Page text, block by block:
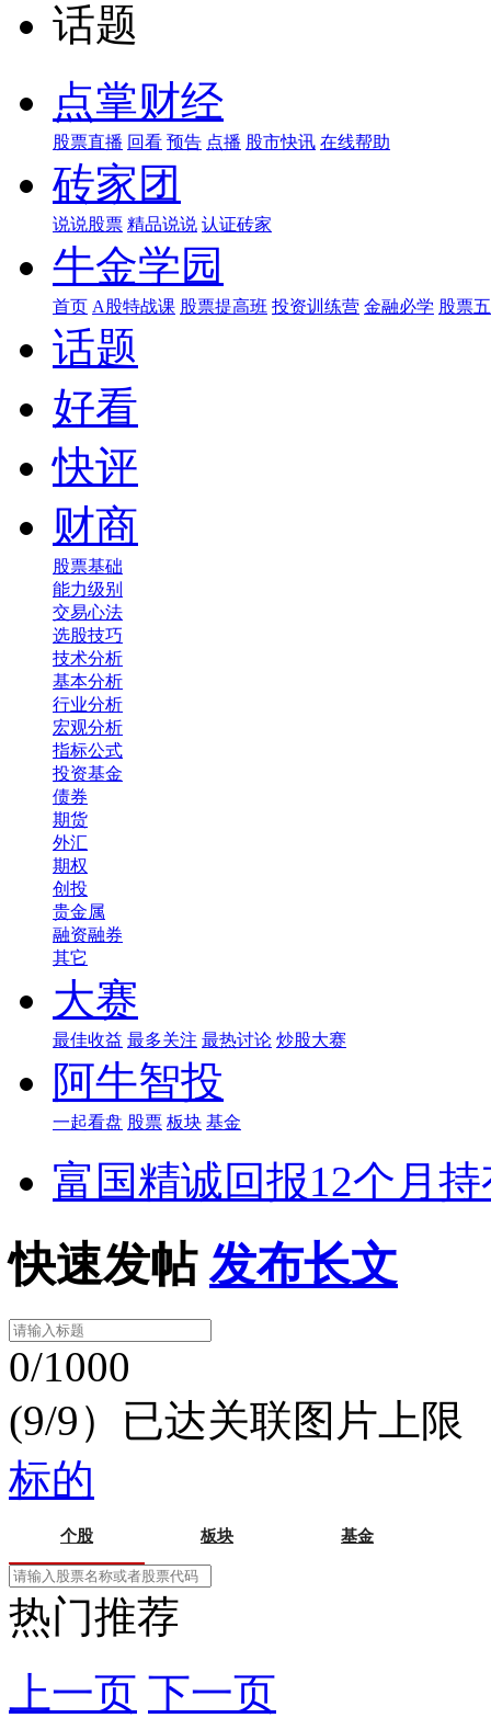
话题
点掌财经
股票直播 回看 预告 点播 股市快讯 在线帮助
砖家团
说说股票 精品说说 认证砖家
牛金学园
首页 A股特战课 股票提高班 投资训练营 金融必学 股票
话题
好看
快评
财商
股票基础
能力级别
交易心法
选股技巧
技术分析
基本分析
行业分析
宏观分析
指标公式
投资基金
债券
期货
外汇
期权
创投
贵金属
融资融券
其它
大赛
最佳收益 最多关注 最热讨论 炒股大赛
阿牛智投
一起看盘 股票 板块 基金
富国精诚回报12个月
快速发帖 发布长文
0/1000
(9/9）已达关联图片上限
标的
个股 板块 基金
热门推荐
上一页 下一页